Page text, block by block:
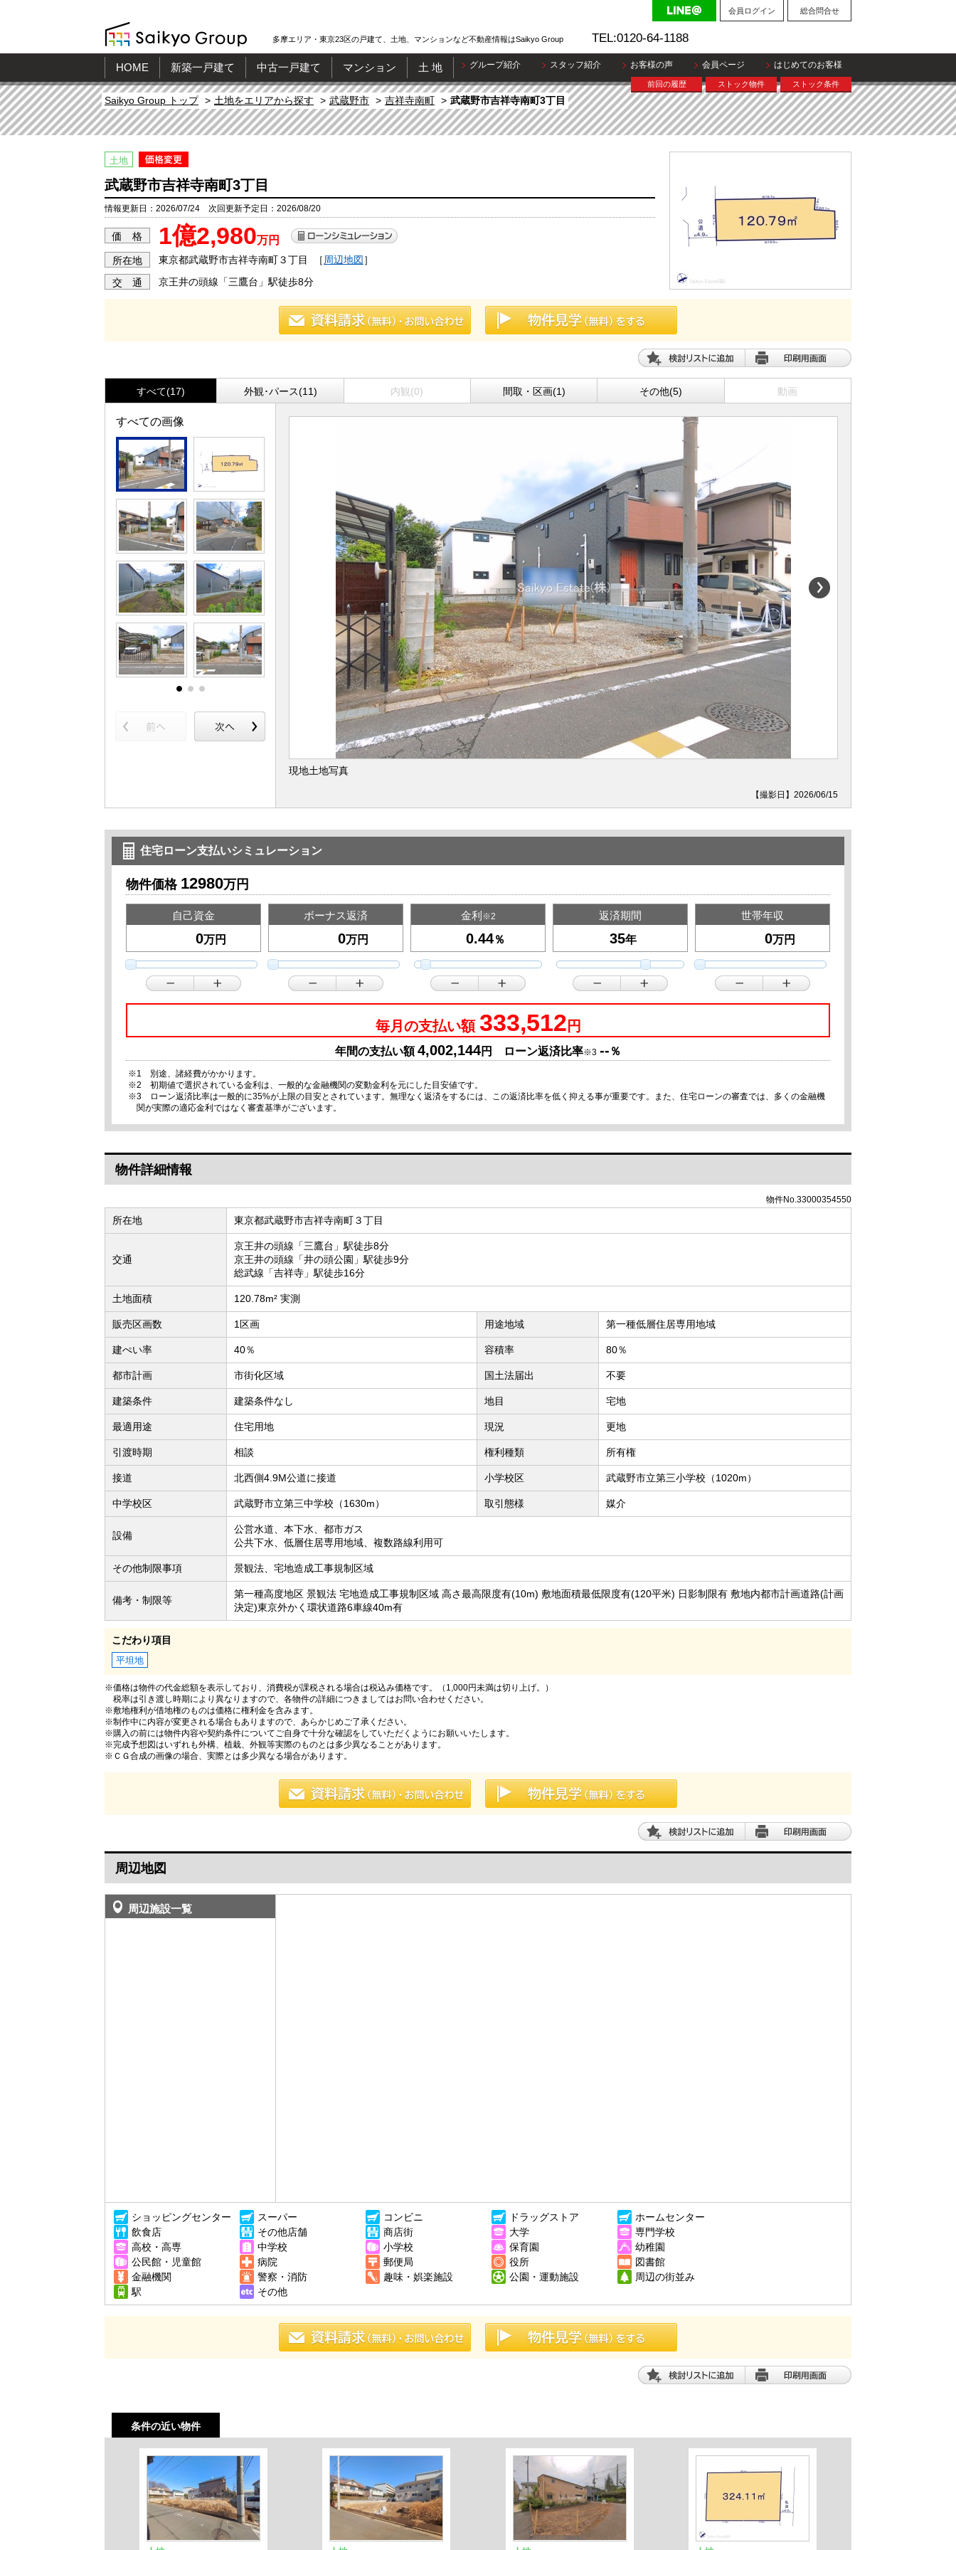
多摩エリア・東京23区の戸建て、土地、マンションなど不動産情報はSaikyo Group TEL:0120-64-1188
会員ログイン 総合問合せ
HOME 新築一戸建て 中古一戸建て マンション 土 地 グループ紹介 スタッフ紹介 お客様の声 会員ページ はじめてのお客様
前回の履歴 ストック物件 ストック条件
Saikyo Group トップ 土地をエリアから探す 武蔵野市 吉祥寺南町 武蔵野市吉祥寺南町3丁目
土地
武蔵野市吉祥寺南町3丁目
情報更新日：2026/07/24 次回更新予定日：2026/08/20
価 格 1億2,980万円
所在地 東京都武蔵野市吉祥寺南町３丁目 ［ 周辺地図］
交 通 京王井の頭線「三鷹台」駅徒歩8分
すべて(17) 外観･パース(11) 内観(0) 間取・区画(1) その他(5) 動画
すべての画像
現地土地写真
【撮影日】2026/06/15
住宅ローン支払いシミュレーション
物件価格 12980万円
自己資金
万円
ボーナス返済
万円
金利 ※2
％
返済期間
年
世帯年収
万円
毎月の支払い額 333,512 円
年間の支払い額4,002,144円 ローン返済比率※3 -- ％
※1 別途、諸経費がかかります。
※2 初期値で選択されている金利は、一般的な金融機関の変動金利を元にした目安値です。
※3 ローン返済比率は一般的に35%が上限の目安とされています。無理なく返済をするには、この返済比率を低く抑える事が重要です。また、住宅ローンの審査では、多くの金融機
関が実際の適応金利ではなく審査基準がございます。
物件詳細情報
物件No.33000354550
所在地 東京都武蔵野市吉祥寺南町３丁目
交通
京王井の頭線「三鷹台」駅徒歩8分
京王井の頭線「井の頭公園」駅徒歩9分
総武線「吉祥寺」駅徒歩16分
土地面積 120.78m² 実測
販売区画数 1区画 用途地域 第一種低層住居専用地域
建ぺい率 40％ 容積率 80％
都市計画 市街化区域 国土法届出 不要
建築条件 建築条件なし 地目 宅地
最適用途 住宅用地 現況 更地
引渡時期 相談 権利種類 所有権
接道 北西側4.9M公道に接道 小学校区 武蔵野市立第三小学校（1020m）
中学校区 武蔵野市立第三中学校（1630m） 取引態様 媒介
設備
公営水道、本下水、都市ガス
公共下水、低層住居専用地域、複数路線利用可
その他制限事項 景観法、宅地造成工事規制区域
備考・制限等
第一種高度地区 景観法 宅地造成工事規制区域 高さ最高限度有(10m) 敷地面積最低限度有(120平米) 日影制限有 敷地内都市計画道路(計画
決定)東京外かく環状道路6車線40m有
こだわり項目
平坦地
※価格は物件の代金総額を表示しており、消費税が課税される場合は税込み価格です。（1,000円未満は切り上げ。）
税率は引き渡し時期により異なりますので、各物件の詳細につきましてはお問い合わせください。
※敷地権利が借地権のものは価格に権利金を含みます。
※制作中に内容が変更される場合もありますので、あらかじめご了承ください。
※購入の前には物件内容や契約条件についてご自身で十分な確認をしていただくようにお願いいたします。
※完成予想図はいずれも外構、植栽、外観等実際のものとは多少異なることがあります。
※ＣＧ合成の画像の場合、実際とは多少異なる場合があります。
周辺地図
周辺施設一覧
ショッピングセンター スーパー コンビニ ドラッグストア
ホームセンター
飲食店
その他店舗 商店街 大学
専門学校
高校・高専
中学校 小学校 保育園
幼稚園
公民館・児童館
病院 郵便局 役所
図書館
金融機関
警察・消防 趣味・娯楽施設 公園・運動施設
周辺の街並み
駅
その他
条件の近い物件